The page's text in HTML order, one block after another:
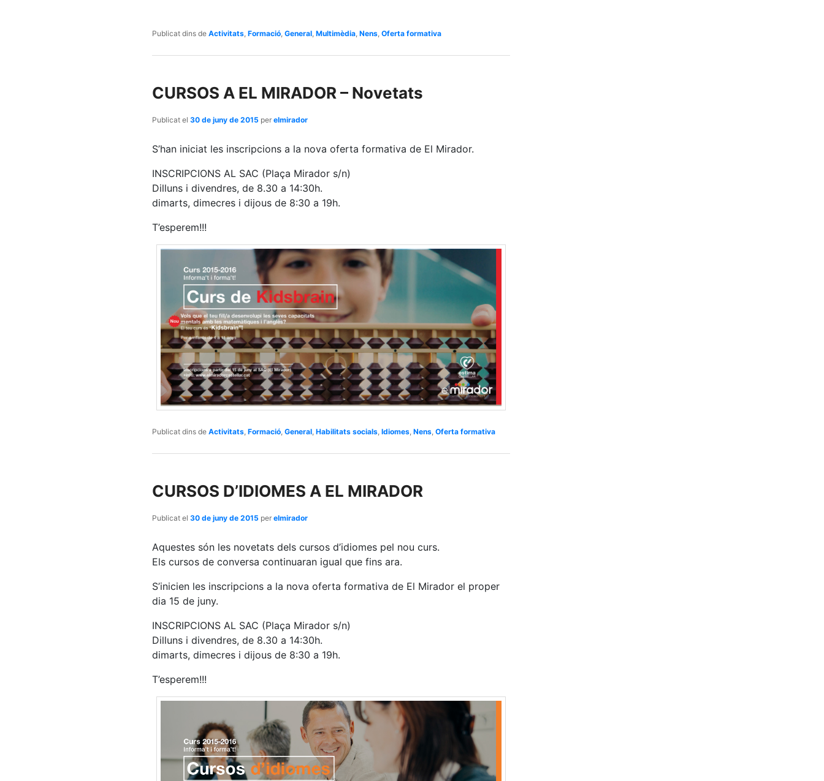
Publicat dins de Activitats, Formació, General, Multimèdia, Nens, Oferta formativa
CURSOS A EL MIRADOR – Novetats
Publicat el 30 de juny de 2015 per elmirador
S’han iniciat les inscripcions a la nova oferta formativa de El Mirador.
INSCRIPCIONS AL SAC (Plaça Mirador s/n)
Dilluns i divendres, de 8.30 a 14:30h.
dimarts, dimecres i dijous de 8:30 a 19h.
T’esperem!!!
Publicat dins de Activitats Formació General Habilitats socials Idiomes Nens Oferta formativa
CURSOS D’IDIOMES A EL MIRADOR
Publicat el 30 de juny de 2015 per elmirador
Aquestes són les novetats dels cursos d’idiomes pel nou curs.
Els cursos de conversa continuaran igual que fins ara.
S’inicien les inscripcions a la nova oferta formativa de El Mirador el proper
dia 15 de juny.
INSCRIPCIONS AL SAC (Plaça Mirador s/n)
Dilluns i divendres, de 8.30 a 14:30h.
dimarts, dimecres i dijous de 8:30 a 19h.
T’esperem!!!